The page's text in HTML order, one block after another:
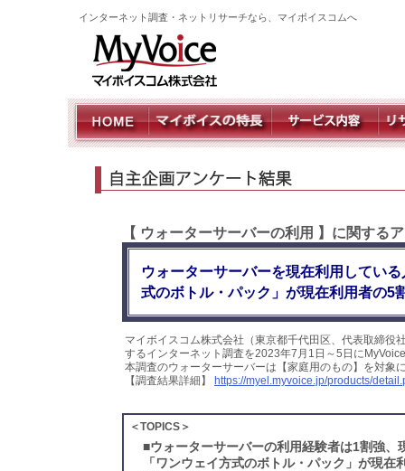
インターネット調査・ネットリサーチなら、マイボイスコムへ
【 ウォーターサーバーの利用 】に関する
ウォーターサーバーを現在利用してい
式のボトル・パック」が現在利用者の5
マイボイスコム株式会社（東京都千代田区、代表取締
するインターネット調査を2023年7月1日～5日に
本調査のウォーターサーバーは【家庭用のもの】を対象
【調査結果詳細】
https://myel.myvoice.jp/products/
＜TOPICS＞
■ウォーターサーバーの利用経験者は1割強
「ワンウェイ方式のボトル・パック」が現